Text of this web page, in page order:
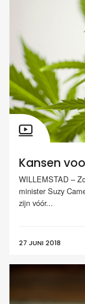
Kansen
WILLEMSTAD –
minister Suzy
zijn vóór...
27 JUNI 2018